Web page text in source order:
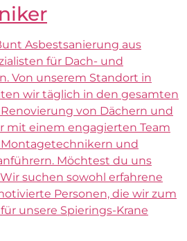
Asbestsanierung aus
für Dach- und
Von unserem Standort in
wir täglich in den gesamten
von Dächern und
mit einem engagierten Team
Montagetechnikern und
Möchtest du uns
suchen sowohl erfahrene
Personen, die wir zum
unsere Spierings-Krane